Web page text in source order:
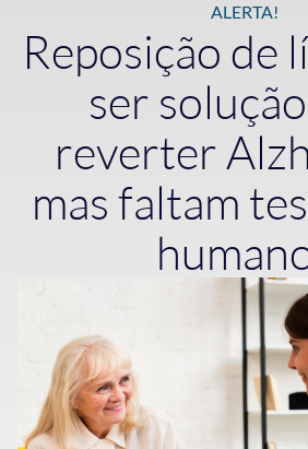
ALERTA!
Reposição de
ser
reverter
mas faltam